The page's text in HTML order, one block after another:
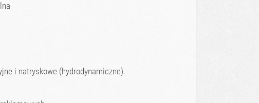
i natryskowe (hydrodynamiczne).